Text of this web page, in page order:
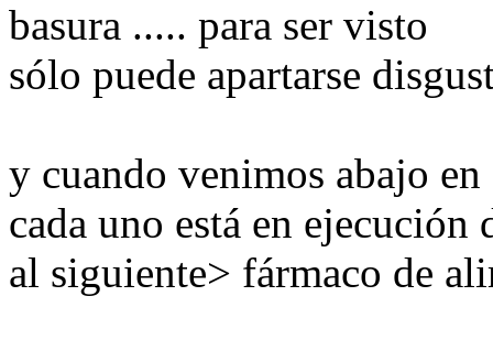
basura ..... para ser visto
sólo puede apartarse
y cuando venimos abajo
cada uno está en
al siguiente> fármaco de